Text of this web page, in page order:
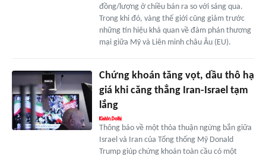
đồng/lượng ở chiều bán ra so với sáng qua.
Trong khi đó, vàng thế giới cũng giảm trước
những tín hiệu khả quan về đàm phán thương
mại giữa Mỹ và Liên minh châu Âu (EU).
Chứng khoán tăng vọt, dầu thô hạ
giá khi căng thẳng Iran-Israel tạm
lắng
Thông báo về một thỏa thuận ngừng bắn giữa
Israel và Iran của Tổng thống Mỹ Donald
Trump giúp chứng khoán toàn cầu có một